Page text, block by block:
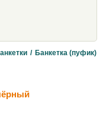
/ Банкетка (пуфик)